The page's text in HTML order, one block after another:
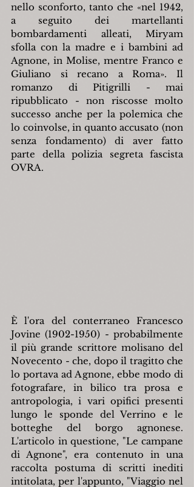
nello sconforto, tanto che «nel 1942,
a seguito dei martellanti
bombardamenti alleati, Miryam
sfolla con la madre e i bambini ad
Agnone, in Molise, mentre Franco e
Giuliano si recano a Roma». Il
romanzo di Pitigrilli - mai
ripubblicato - non riscosse molto
successo anche per la polemica che
lo coinvolse, in quanto accusato (non
senza fondamento) di aver fatto
parte della polizia segreta fascista
OVRA.
È l'ora del conterraneo Francesco
Jovine (1902-1950) - probabilmente
il più grande scrittore molisano del
Novecento - che, dopo il tragitto che
lo portava ad Agnone, ebbe modo di
fotografare, in bilico tra prosa e
antropologia, i vari opifici presenti
lungo le sponde del Verrino e le
botteghe del borgo agnonese.
L'articolo in questione, "Le campane
di Agnone", era contenuto in una
raccolta postuma di scritti inediti
intitolata, per l'appunto, "Viaggio nel